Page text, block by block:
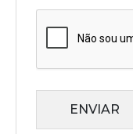
ENVIAR